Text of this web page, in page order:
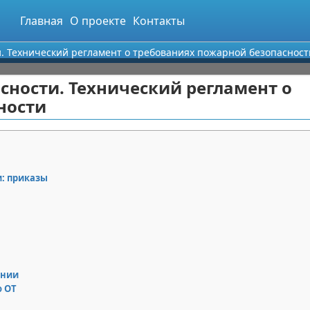
Главная О проекте Контакты
регламент о требованиях пожарной
Технический регламент о
приказы
ОТ